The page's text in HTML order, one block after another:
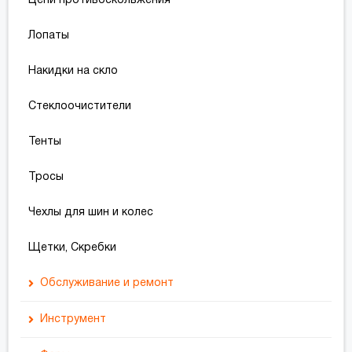
Пусковые кабели
Солнечные панели
Салфетки
Сигналы
Держатели
Хомуты
Чехлы на руль
Шланги топливные
Шторки
Лопаты
Накидки на скло
Стеклоочистители
Тенты
Тросы
Чехлы для шин и колес
Щетки, Скребки
Обслуживание и ремонт
ІншеИнструмент